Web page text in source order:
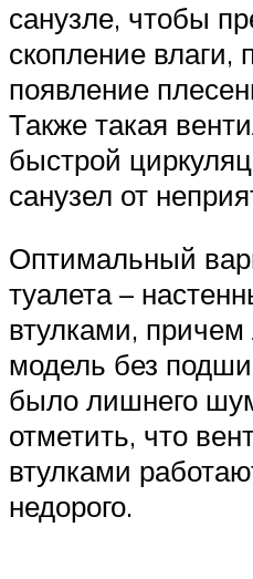
санузле, чтобы
скопление
появление
Также такая
быстрой
санузел от
Оптимальный
туалета –
втулками,
модель без
было лишнего
отметить, что
втулками
недорого.